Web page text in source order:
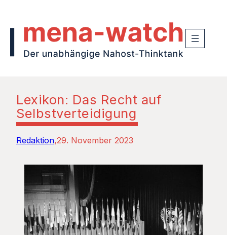
Lexikon: Das Recht auf
Selbstverteidigung
Redaktion 29. November 2023